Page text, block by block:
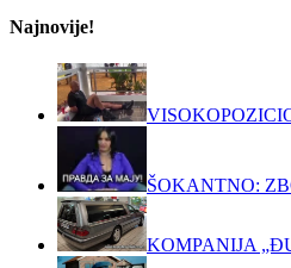
Najnovije!
ŠOKANTNO:
KOMPANIJA